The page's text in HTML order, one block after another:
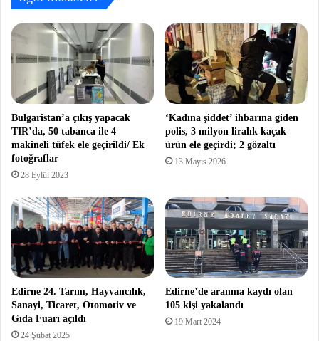
Bulgaristan’a çıkış yapacak
TIR’da, 50 tabanca ile 4
makineli tüfek ele geçirildi/ Ek
fotoğraflar
28 Eylül 2023
‘Kadına şiddet’ ihbarına giden
polis, 3 milyon liralık kaçak
ürün ele geçirdi; 2 gözaltı
13 Mayıs 2026
Edirne 24. Tarım, Hayvancılık,
Sanayi, Ticaret, Otomotiv ve
Gıda Fuarı açıldı
24 Şubat 2025
Edirne’de aranma kaydı olan
105 kişi yakalandı
19 Mart 2024